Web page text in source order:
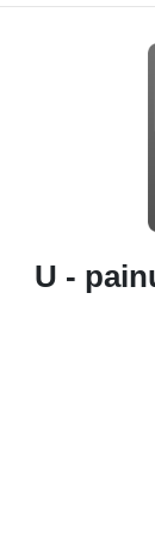
U -